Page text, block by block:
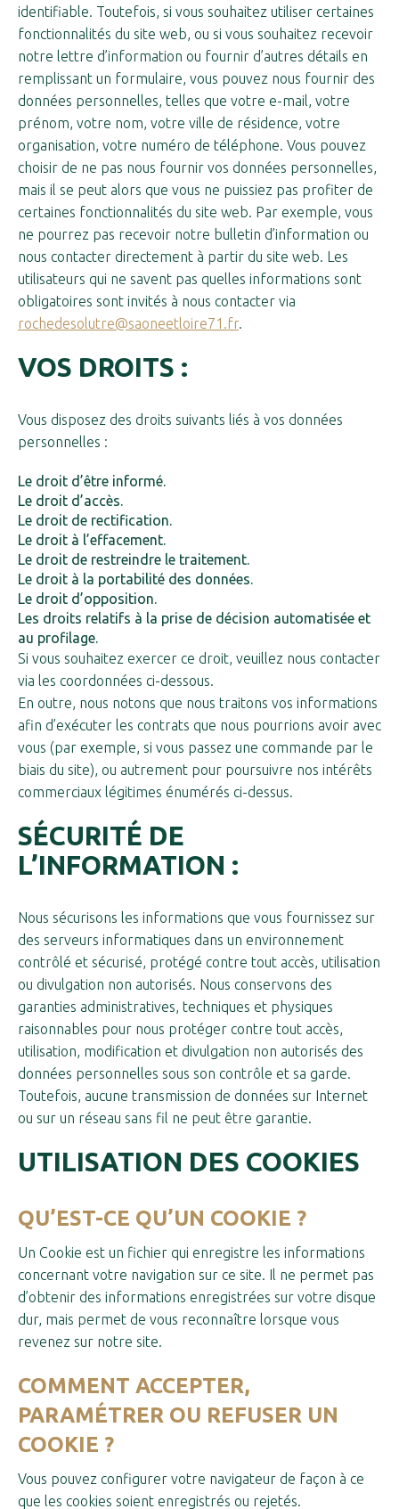
identifiable. Toutefois, si vous souhaitez utiliser certaines
fonctionnalités du site web, ou si vous souhaitez recevoir
notre lettre d’information ou fournir d’autres détails en
remplissant un formulaire, vous pouvez nous fournir des
données personnelles, telles que votre e-mail, votre
prénom, votre nom, votre ville de résidence, votre
organisation, votre numéro de téléphone. Vous pouvez
choisir de ne pas nous fournir vos données personnelles,
mais il se peut alors que vous ne puissiez pas profiter de
certaines fonctionnalités du site web. Par exemple, vous
ne pourrez pas recevoir notre bulletin d’information ou
nous contacter directement à partir du site web. Les
utilisateurs qui ne savent pas quelles informations sont
obligatoires sont invités à nous contacter via
rochedesolutre@saoneetloire71.fr.
VOS DROITS :
Vous disposez des droits suivants liés à vos données
personnelles :
Le droit d’être informé.
Le droit d’accès.
Le droit de rectification.
Le droit à l’effacement.
Le droit de restreindre le traitement.
Le droit à la portabilité des données.
Le droit d’opposition.
Les droits relatifs à la prise de décision automatisée et
au profilage.
Si vous souhaitez exercer ce droit, veuillez nous contacter
via les coordonnées ci-dessous.
En outre, nous notons que nous traitons vos informations
afin d’exécuter les contrats que nous pourrions avoir avec
vous (par exemple, si vous passez une commande par le
biais du site), ou autrement pour poursuivre nos intérêts
commerciaux légitimes énumérés ci-dessus.
SÉCURITÉ DE
L’INFORMATION :
Nous sécurisons les informations que vous fournissez sur
des serveurs informatiques dans un environnement
contrôlé et sécurisé, protégé contre tout accès, utilisation
ou divulgation non autorisés. Nous conservons des
garanties administratives, techniques et physiques
raisonnables pour nous protéger contre tout accès,
utilisation, modification et divulgation non autorisés des
données personnelles sous son contrôle et sa garde.
Toutefois, aucune transmission de données sur Internet
ou sur un réseau sans fil ne peut être garantie.
UTILISATION DES COOKIES
QU’EST-CE QU’UN COOKIE ?
Un Cookie est un fichier qui enregistre les informations
concernant votre navigation sur ce site. Il ne permet pas
d’obtenir des informations enregistrées sur votre disque
dur, mais permet de vous reconnaître lorsque vous
revenez sur notre site.
COMMENT ACCEPTER,
PARAMÉTRER OU REFUSER UN
COOKIE ?
Vous pouvez configurer votre navigateur de façon à ce
que les cookies soient enregistrés ou rejetés.